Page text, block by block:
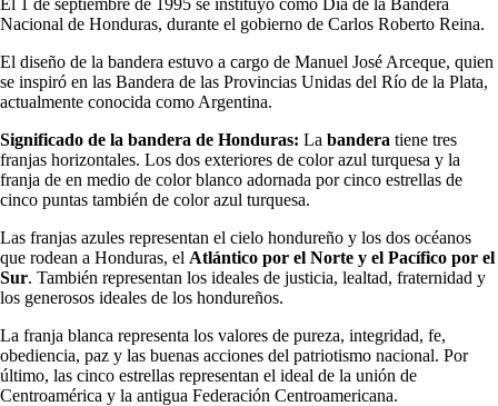
Nacional de Honduras, durante el gobierno de Carlos Roberto Reina.
El diseño de la bandera estuvo a cargo de Manuel José Arceque, quien
se inspiró en las Bandera de las Provincias Unidas del Río de la Plata,
actualmente conocida como Argentina.
Significado de la bandera de Honduras: La bandera tiene tres
franjas horizontales. Los dos exteriores de color azul turquesa y la
franja de en medio de color blanco adornada por cinco estrellas de
cinco puntas también de color azul turquesa.
Las franjas azules representan el cielo hondureño y los dos océanos
que rodean a Honduras, el Atlántico por el Norte y el Pacífico por el
Sur. También representan los ideales de justicia, lealtad, fraternidad y
los generosos ideales de los hondureños.
La franja blanca representa los valores de pureza, integridad, fe,
obediencia, paz y las buenas acciones del patriotismo nacional. Por
último, las cinco estrellas representan el ideal de la unión de
Centroamérica y la antigua Federación Centroamericana.